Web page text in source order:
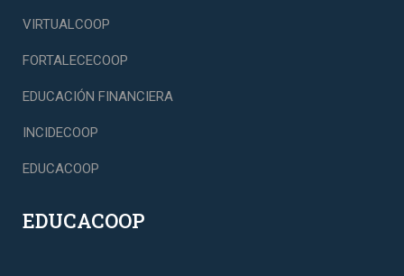
VIRTUALCOOP
FORTALECECOOP
EDUCACIÓN FINANCIERA
INCIDECOOP
EDUCACOOP
EDUCACOOP